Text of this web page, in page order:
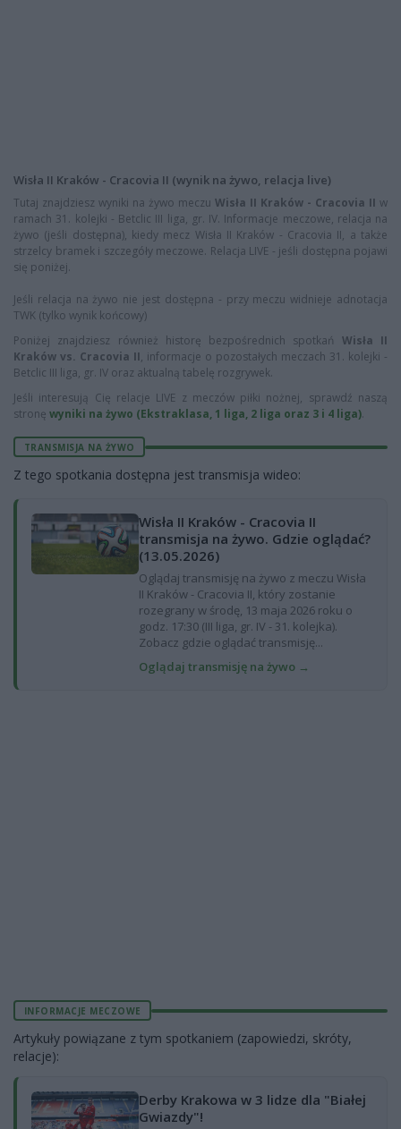
Wisła II Kraków - Cracovia II (wynik na żywo, relacja live)
Tutaj znajdziesz wyniki na żywo meczu Wisła II Kraków - Cracovia II w
ramach 31. kolejki - Betclic III liga, gr. IV. Informacje meczowe, relacja na
żywo (jeśli dostępna), kiedy mecz Wisła II Kraków - Cracovia II, a także
strzelcy bramek i szczegóły meczowe. Relacja LIVE - jeśli dostępna pojawi
się poniżej.
Jeśli relacja na żywo nie jest dostępna - przy meczu widnieje adnotacja
TWK (tylko wynik końcowy)
Poniżej znajdziesz również historę bezpośrednich spotkań Wisła II
Kraków vs. Cracovia II, informacje o pozostałych meczach 31. kolejki -
Betclic III liga, gr. IV oraz aktualną tabelę rozgrywek.
Jeśli interesują Cię relacje LIVE z meczów piłki nożnej, sprawdź naszą
stronę wyniki na żywo (Ekstraklasa, 1 liga, 2 liga oraz 3 i 4 liga).
TRANSMISJA NA ŻYWO
Z tego spotkania dostępna jest transmisja wideo:
Wisła II Kraków - Cracovia II
transmisja na żywo. Gdzie oglądać?
(13.05.2026)
Oglądaj transmisję na żywo z meczu Wisła
II Kraków - Cracovia II, który zostanie
rozegrany w środę, 13 maja 2026 roku o
godz. 17:30 (III liga, gr. IV - 31. kolejka).
Zobacz gdzie oglądać transmisję...
Oglądaj transmisję na żywo →
INFORMACJE MECZOWE
Artykuły powiązane z tym spotkaniem (zapowiedzi, skróty,
relacje):
Derby Krakowa w 3 lidze dla "Białej
Gwiazdy"!